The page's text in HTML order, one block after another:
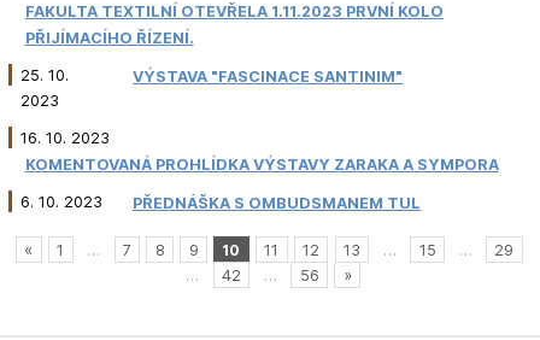
FAKULTA TEXTILNÍ OTEVŘELA 1.11.2023 PRVNÍ KOLO
PŘIJÍMACÍHO ŘÍZENÍ.
25. 10.
2023
VÝSTAVA "FASCINACE SANTINIM"
16. 10. 2023
KOMENTOVANÁ PROHLÍDKA VÝSTAVY ZARAKA A SYMPORA
6. 10. 2023 PŘEDNÁŠKA S OMBUDSMANEM TUL
« 1 … 7 8 9 10 11 12 13 … 15 …
29
…
42 … 56 »